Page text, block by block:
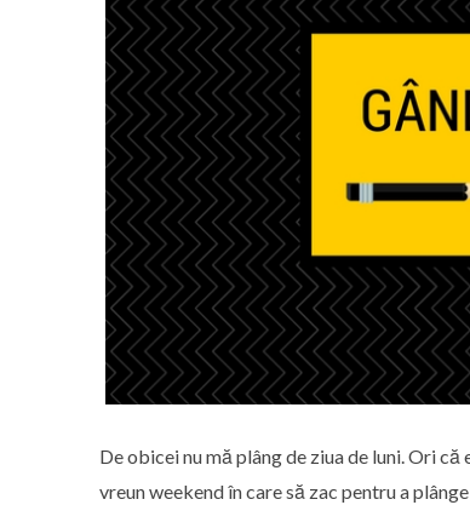
De obicei nu mă plâng de ziua de luni. Ori
vreun weekend în care să zac pentru a